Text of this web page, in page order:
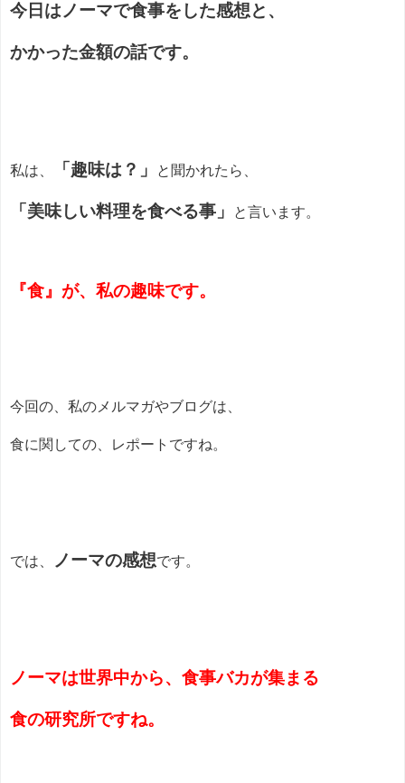
今日はノーマで食事をした感想と、
かかった金額の話です。
私は、 「趣味は？」 と聞かれたら、
「美味しい料理を食べる事」 と言います。
『食』が、私の趣味です。
今回の、私のメルマガやブログは、
食に関しての、レポートですね。
では、 ノーマの感想です。
ノーマは世界中から、食事バカが集まる
食の研究所ですね。